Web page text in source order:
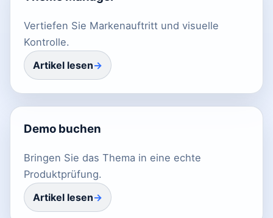
Vertiefen Sie Markenauftritt und visuelle
Kontrolle.
Artikel lesen
Demo buchen
Bringen Sie das Thema in eine echte
Produktprüfung.
Artikel lesen